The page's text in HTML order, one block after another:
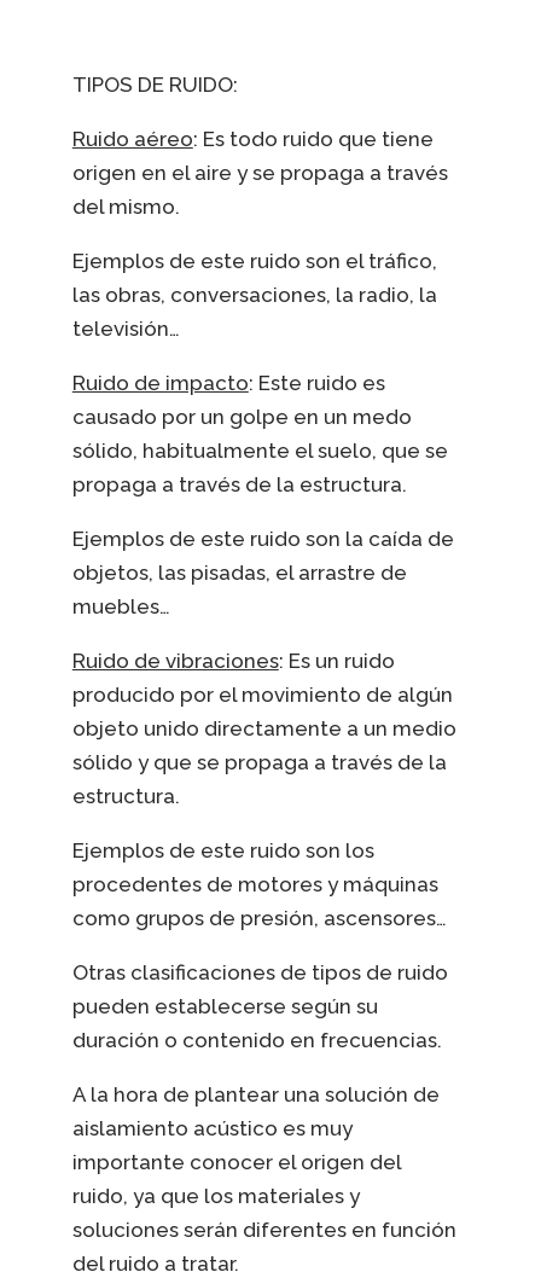
TIPOS DE RUIDO:
Ruido aéreo: Es todo ruido que tiene
origen en el aire y se propaga a través
del mismo.
Ejemplos de este ruido son el tráfico,
las obras, conversaciones, la radio, la
televisión…
Ruido de impacto: Este ruido es
causado por un golpe en un medo
sólido, habitualmente el suelo, que se
propaga a través de la estructura.
Ejemplos de este ruido son la caída de
objetos, las pisadas, el arrastre de
muebles…
Ruido de vibraciones: Es un ruido
producido por el movimiento de algún
objeto unido directamente a un medio
sólido y que se propaga a través de la
estructura.
Ejemplos de este ruido son los
procedentes de motores y máquinas
como grupos de presión, ascensores…
Otras clasificaciones de tipos de ruido
pueden establecerse según su
duración o contenido en frecuencias.
A la hora de plantear una solución de
aislamiento acústico es muy
importante conocer el origen del
ruido, ya que los materiales y
soluciones serán diferentes en función
del ruido a tratar.